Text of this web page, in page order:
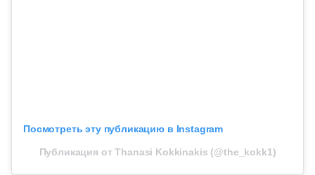
Посмотреть эту публикацию в Instagram
Публикация от Thanasi Kokkinakis (@the_kokk1)